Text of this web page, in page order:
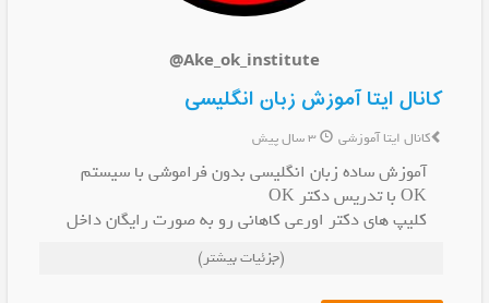
@Ake_ok_institute
کانال ایتا آموزش زبان انگلیسی
کانال ایتا آموزشی 3 سال پیش
آموزش ساده زبان انگلیسی بدون فراموشی با سیستم
OK با تدریس دکتر OK
کلیپ های دکتر اورعی کاهانی رو به صورت رایگان داخل
کانال براتون قرار دادم
(جزئیات بیشتر)